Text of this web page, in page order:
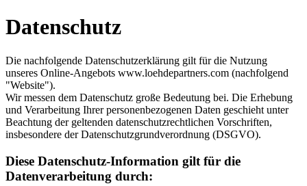
Datenschutz
Die nachfolgende Datenschutzerklärung gilt für die Nutzung
unseres Online-Angebots www.loehdepartners.com (nachfolgend
"Website").
Wir messen dem Datenschutz große Bedeutung bei. Die Erhebung
und Verarbeitung Ihrer personenbezogenen Daten geschieht unter
Beachtung der geltenden datenschutzrechtlichen Vorschriften,
insbesondere der Datenschutzgrundverordnung (DSGVO).
Diese Datenschutz-Information gilt für die
Datenverarbeitung durch: